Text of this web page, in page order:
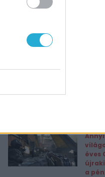
2006. február 17.
lett
éves
a